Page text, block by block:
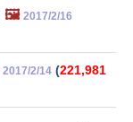
🖼️ 2017/2/16
2017/2/14 (221,981